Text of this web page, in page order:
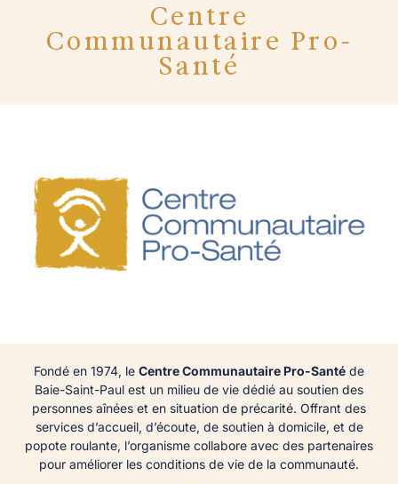
Centre
Communautaire Pro-
Santé
Fondé en 1974, le Centre Communautaire Pro-Santé de
Baie-Saint-Paul est un milieu de vie dédié au soutien des
personnes aînées et en situation de précarité. Offrant des
services d’accueil, d’écoute, de soutien à domicile, et de
popote roulante, l’organisme collabore avec des partenaires
pour améliorer les conditions de vie de la communauté.